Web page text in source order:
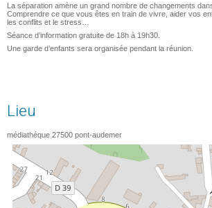
La séparation amène un grand nombre de changements dans
Comprendre ce que vous êtes en train de vivre, aider vos
les conflits et le stress…
Séance d’information gratuite de 18h à 19h30.
Une garde d’enfants sera organisée pendant la réunion.
Lieu
médiathéque 27500 pont-audemer